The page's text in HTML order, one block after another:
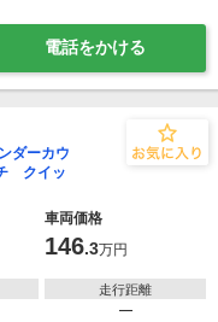
電話をかける
ダーカウ
クイッ
車両価格
146.3万円
走行距離
―